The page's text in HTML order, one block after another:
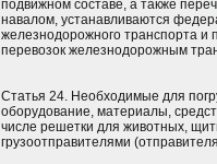
подвижном составе, а также
навалом, устанавливаются
железнодорожного транспорта и
перевозок железнодорожным
Статья 24. Необходимые для
оборудование, материалы,
числе решетки для животных,
грузоотправителями